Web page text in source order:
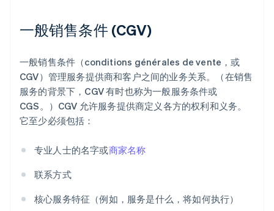
一般销售条件 (CGV)
一般销售条件（conditions générales de vente，或
CGV）管理服务提供商和客户之间的业务关系。（在销售
服务的背景下，CGV 有时也称为一般服务条件或
CGS。）CGV 允许服务提供商定义各方的权利和义务。
它至少必须包括：
专业人士的名字或商家名称
联系方式
核心服务特征（例如，服务是什么，将如何执行）